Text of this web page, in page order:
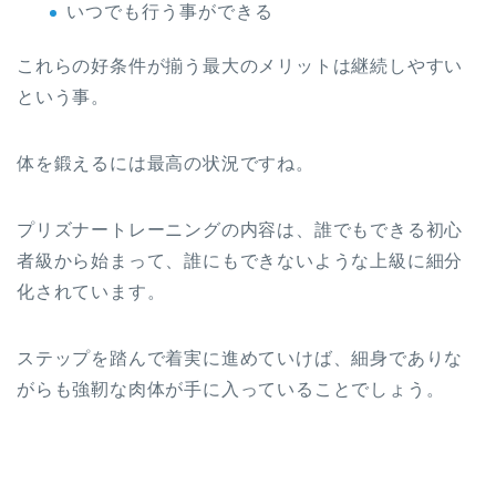
いつでも行う事ができる
これらの好条件が揃う最大のメリットは継続しやすい
という事。
体を鍛えるには最高の状況ですね。
プリズナートレーニングの内容は、誰でもできる初心
者級から始まって、誰にもできないような上級に細分
化されています。
ステップを踏んで着実に進めていけば、細身でありな
がらも強靭な肉体が手に入っていることでしょう。